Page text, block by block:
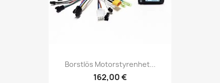
Borstlös Motorstyrenhet...
162,00 €